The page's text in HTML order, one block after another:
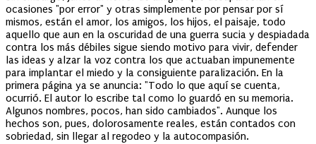
ocasiones "por error" y otras simplemente por pensar por sí
mismos, están el amor, los amigos, los hijos, el paisaje, todo
aquello que aun en la oscuridad de una guerra sucia y despiadada
contra los más débiles sigue siendo motivo para vivir, defender
las ideas y alzar la voz contra los que actuaban impunemente
para implantar el miedo y la consiguiente paralización. En la
primera página ya se anuncia: "Todo lo que aquí se cuenta,
ocurrió. El autor lo escribe tal como lo guardó en su memoria.
Algunos nombres, pocos, han sido cambiados". Aunque los
hechos son, pues, dolorosamente reales, están contados con
sobriedad, sin llegar al regodeo y la autocompasión.